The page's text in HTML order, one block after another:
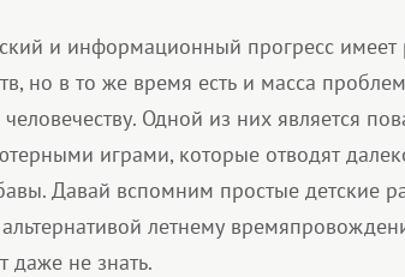
и информационный прогресс имеет
но в то же время есть и масса
человечеству. Одной из них является
играми, которые отводят
Давай вспомним простые детские
альтернативой летнему
даже не знать.